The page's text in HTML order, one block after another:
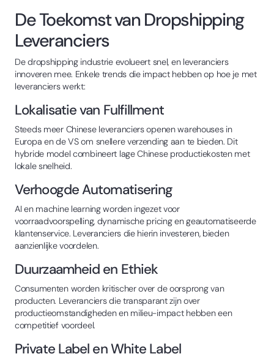
De Toekomst van Dropshipping
Leveranciers
De dropshipping industrie evolueert snel, en leveranciers
innoveren mee. Enkele trends die impact hebben op hoe je met
leveranciers werkt:
Lokalisatie van Fulfillment
Steeds meer Chinese leveranciers openen warehouses in
Europa en de VS om snellere verzending aan te bieden. Dit
hybride model combineert lage Chinese productiekosten met
lokale snelheid.
Verhoogde Automatisering
AI en machine learning worden ingezet voor
voorraadvoorspelling, dynamische pricing en geautomatiseerde
klantenservice. Leveranciers die hierin investeren, bieden
aanzienlijke voordelen.
Duurzaamheid en Ethiek
Consumenten worden kritischer over de oorsprong van
producten. Leveranciers die transparant zijn over
productieomstandigheden en milieu-impact hebben een
competitief voordeel.
Private Label en White Label